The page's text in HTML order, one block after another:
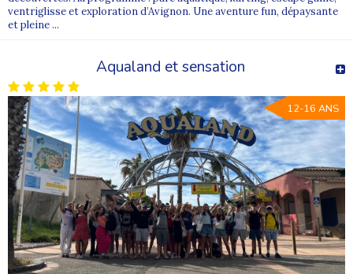
ventriglisse et exploration d’Avignon. Une aventure fun, dépaysante
et pleine ...
Aqualand et sensation
12-16 ANS